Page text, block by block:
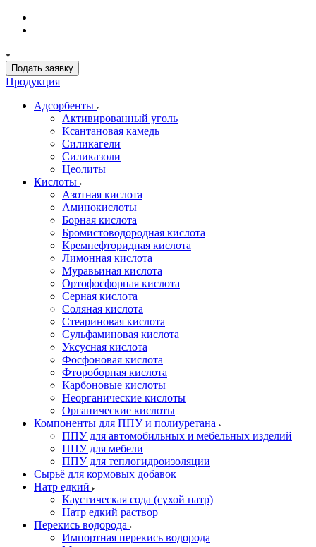
Подать заявку
Продукция
Адсорбенты
Активированный уголь
Ксантановая камедь
Силикагели
Силиказоли
Цеолиты
Кислоты
Азотная кислота
Аминокислоты
Борная кислота
Бромистоводородная кислота
Кремнефторидная кислота
Лимонная кислота
Муравьиная кислота
Ортофосфорная кислота
Серная кислота
Соляная кислота
Стеариновая кислота
Сульфаминовая кислота
Уксусная кислота
Фосфоновая кислота
Фтороборная кислота
Карбоновые кислоты
Неорганические кислоты
Органические кислоты
Компоненты для ППУ и полиуретана
ППУ для автомобильных и мебельных изделий
ППУ для мебели
ППУ для теплогидроизоляции
Сырьё для кормовых добавок
Натр едкий
Каустическая сода (сухой натр)
Натр едкий раствор
Перекись водорода
Импортная перекись водорода